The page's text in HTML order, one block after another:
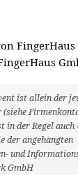
FingerHaus
ist allein der
(siehe
der Regel auch
der angehängten
und
GmbH